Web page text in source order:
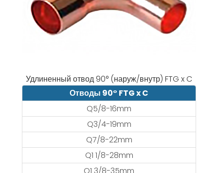
Удлиненный отвод 90° (наруж/внутр) FTG x C
Отводы 90° FTG x C
Q5/8-16mm
Q3/4-19mm
Q7/8-22mm
Q1 1/8-28mm